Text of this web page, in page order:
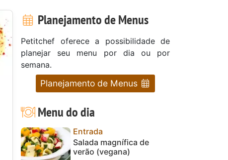
Planejamento de Menus
Petitchef oferece a possibilidade de
planejar seu menu por dia ou por
semana.
Planejamento de Menus
Menu do dia
Entrada
Salada magnífica de
verão (vegana)